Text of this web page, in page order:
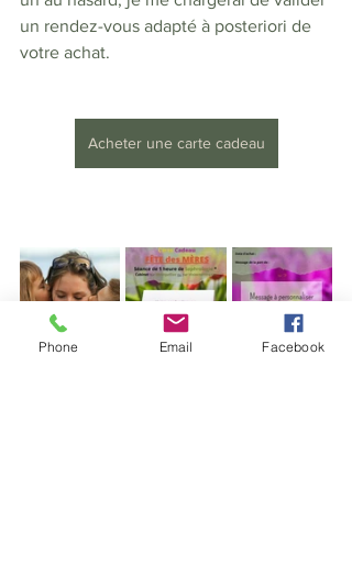
un rendez-vous adapté à posteriori de
votre achat.
Acheter une carte cadeau
Phone Email Facebook